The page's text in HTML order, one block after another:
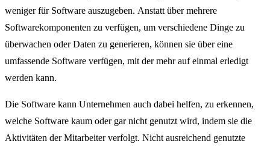
weniger für Software auszugeben. Anstatt über mehrere
Softwarekomponenten zu verfügen, um verschiedene Dinge zu
überwachen oder Daten zu generieren, können sie über eine
umfassende Software verfügen, mit der mehr auf einmal erledigt
werden kann.
Die Software kann Unternehmen auch dabei helfen, zu erkennen,
welche Software kaum oder gar nicht genutzt wird, indem sie die
Aktivitäten der Mitarbeiter verfolgt. Nicht ausreichend genutzte